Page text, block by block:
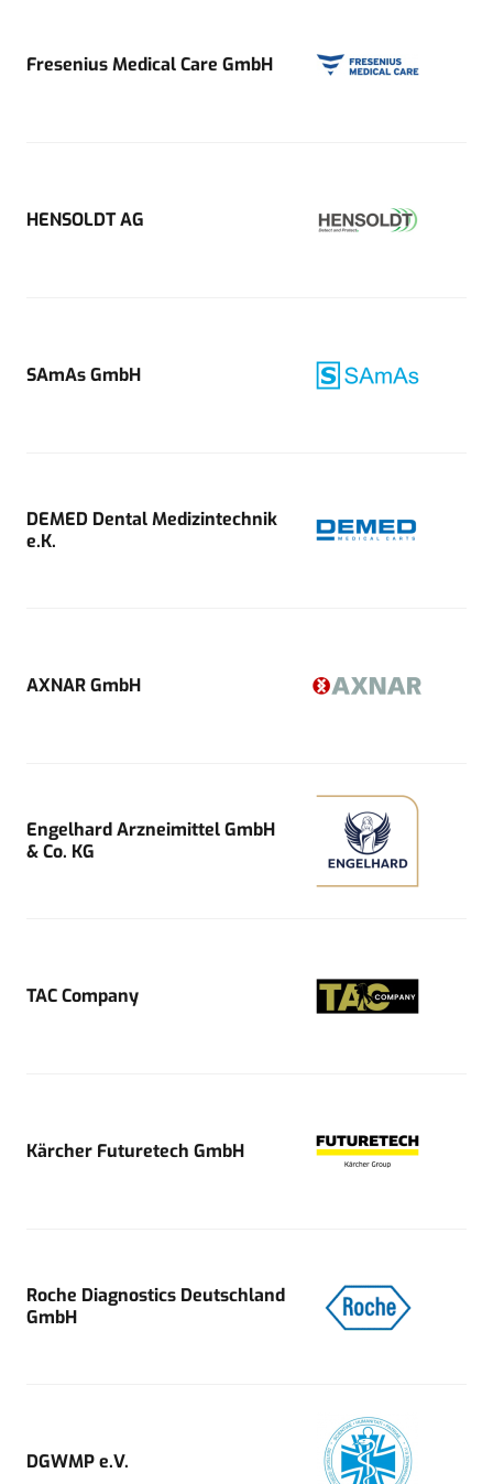
Fresenius Medical Care GmbH
HENSOLDT AG
SAmAs GmbH
DEMED Dental Medizintechnik
e.K.
AXNAR GmbH
Engelhard Arzneimittel GmbH
& Co. KG
TAC Company
Kärcher Futuretech GmbH
Roche Diagnostics Deutschland
GmbH
DGWMP e.V.